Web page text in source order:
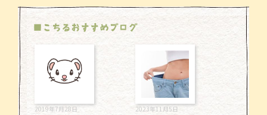
■こちるおすすめブログ
2019年7月28日 2023年11月5日
ン